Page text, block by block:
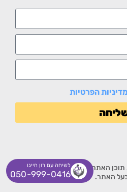
מדיניות הפרטיות
לשיחה עם רון חייגו
050-999-0416
האתר ללא אישור מפורש בכתב
האתר.